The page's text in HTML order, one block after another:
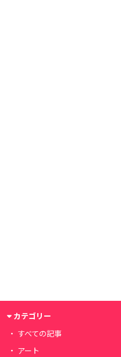
カテゴリー
すべての記事
アート